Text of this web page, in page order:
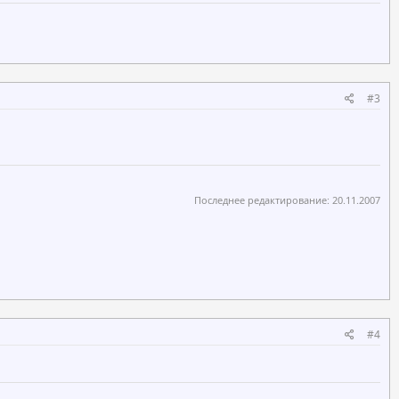
#3
Последнее редактирование: 20.11.2007
#4